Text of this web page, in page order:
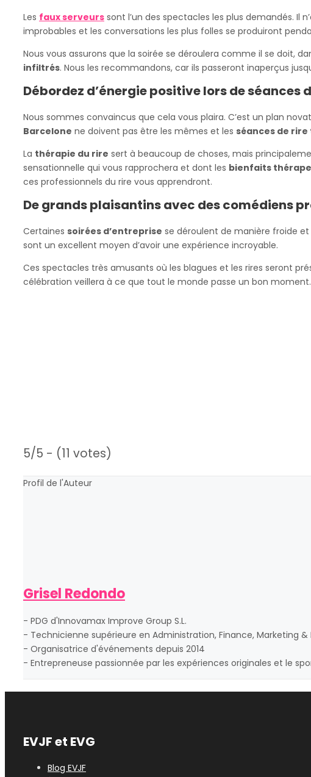
Les faux serveurs sont l’un des spectacles les plus demandés. Il
improbables et les conversations les plus folles se produiront
Nous vous assurons que la soirée se déroulera comme il se doit,
infiltrés. Nous les recommandons, car ils passeront inaperçus
Débordez d’énergie positive lors de séances
Nous sommes convaincus que cela vous plaira. C’est un plan
Barcelone ne doivent pas être les mêmes et les séances de
La thérapie du rire sert à beaucoup de choses, mais
sensationnelle qui vous rapprochera et dont les bienfaits
ces professionnels du rire vous apprendront.
De grands plaisantins avec des comédiens
Certaines soirées d’entreprise se déroulent de manière froide et
sont un excellent moyen d’avoir une expérience incroyable.
Ces spectacles très amusants où les blagues et les rires seront
célébration veillera à ce que tout le monde passe un bon moment.
5/5 - (11 votes)
Profil de l'Auteur
Grisel Redondo
- PDG d'Innovamax Improve Group S.L.
- Technicienne supérieure en Administration, Finance, Marketing &
- Organisatrice d'événements depuis 2014
- Entrepreneuse passionnée par les expériences originales et le
EVJF et EVG
Blog EVJF